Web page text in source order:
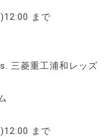
まで
三菱重工浦和レッズ
まで